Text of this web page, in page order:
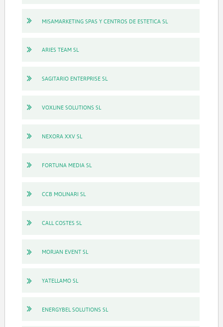
MISAMARKETING SPAS Y CENTROS DE ESTETICA SL
ARIES TEAM SL
SAGITARIO ENTERPRISE SL
VOXLINE SOLUTIONS SL
NEXORA XXV SL
FORTUNA MEDIA SL
CCB MOLINARI SL
CALL COSTES SL
MORJAN EVENT SL
YATELLAMO SL
ENERGYBEL SOLUTIONS SL